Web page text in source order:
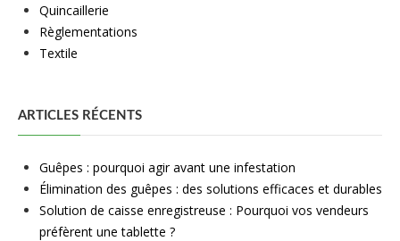
Quincaillerie
Règlementations
Textile
ARTICLES RÉCENTS
Guêpes : pourquoi agir avant une infestation
Élimination des guêpes : des solutions efficaces et durables
Solution de caisse enregistreuse : Pourquoi vos vendeurs
préfèrent une tablette ?